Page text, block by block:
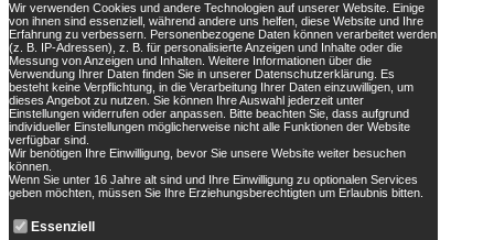
Wir verwenden Cookies und andere Technologien auf unserer Website. Einige
von ihnen sind essenziell, während andere uns helfen, diese Website und Ihre
Erfahrung zu verbessern. Personenbezogene Daten können verarbeitet werden
(z. B. IP-Adressen), z. B. für personalisierte Anzeigen und Inhalte oder die
Messung von Anzeigen und Inhalten. Weitere Informationen über die
Verwendung Ihrer Daten finden Sie in unserer Datenschutzerklärung. Es
besteht keine Verpflichtung, in die Verarbeitung Ihrer Daten einzuwilligen, um
dieses Angebot zu nutzen. Sie können Ihre Auswahl jederzeit unter
Einstellungen widerrufen oder anpassen. Bitte beachten Sie, dass aufgrund
individueller Einstellungen möglicherweise nicht alle Funktionen der Website
verfügbar sind.
Wir benötigen Ihre Einwilligung, bevor Sie unsere Website weiter besuchen
können.
Wenn Sie unter 16 Jahre alt sind und Ihre Einwilligung zu optionalen Services
geben möchten, müssen Sie Ihre Erziehungsberechtigten um Erlaubnis bitten.
Essenziell